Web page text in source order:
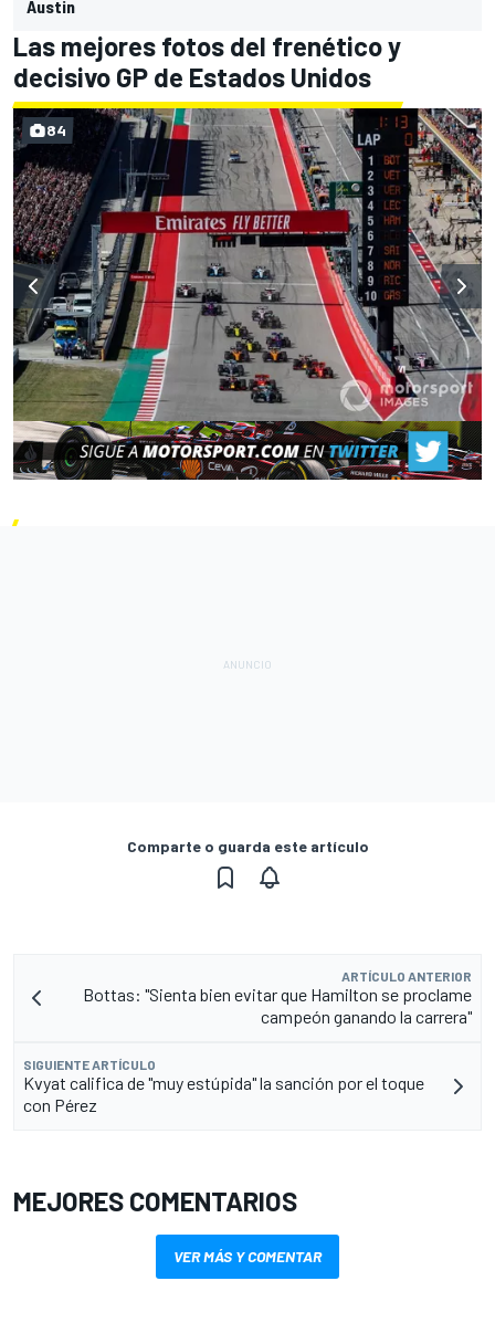
Austin
Las mejores fotos del frenético y
decisivo GP de Estados Unidos
84
Comparte o guarda este artículo
ARTÍCULO ANTERIOR
Bottas: "Sienta bien evitar que Hamilton se proclame
campeón ganando la carrera"
SIGUIENTE ARTÍCULO
Kvyat califica de "muy estúpida" la sanción por el toque
con Pérez
MEJORES COMENTARIOS
VER MÁS Y COMENTAR